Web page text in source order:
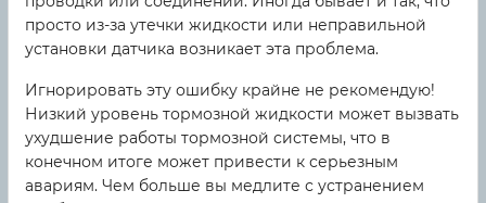
просто из-за утечки жидкости или неправильной
установки датчика возникает эта проблема.
Игнорировать эту ошибку крайне не рекомендую!
Низкий уровень тормозной жидкости может вызвать
ухудшение работы тормозной системы, что в
конечном итоге может привести к серьезным
авариям. Чем больше вы медлите с устранением